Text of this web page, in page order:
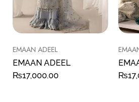
EMAAN ADEEL
EMAAN ADEEL
₨17,000.00
₨